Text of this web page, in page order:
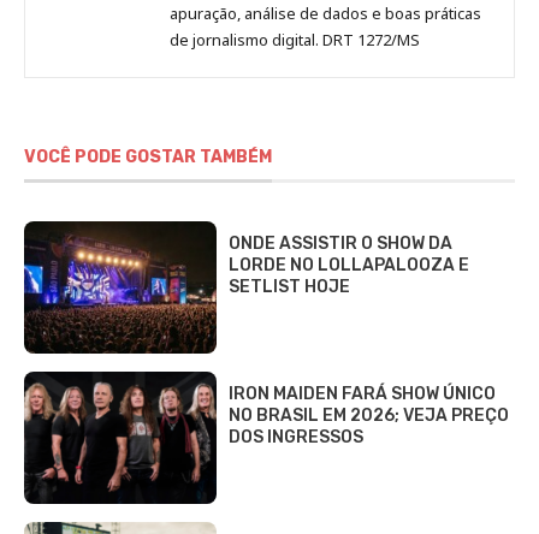
apuração, análise de dados e boas práticas
de jornalismo digital. DRT 1272/MS
VOCÊ PODE GOSTAR TAMBÉM
ONDE ASSISTIR O SHOW DA
LORDE NO LOLLAPALOOZA E
SETLIST HOJE
IRON MAIDEN FARÁ SHOW ÚNICO
NO BRASIL EM 2026; VEJA PREÇO
DOS INGRESSOS